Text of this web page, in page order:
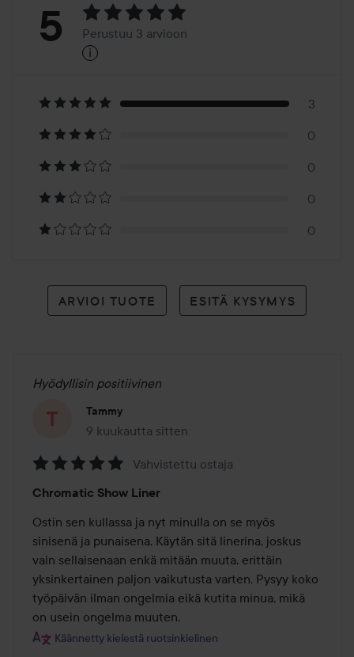
Arvosana:
Perustuu
3
arvioon
5 Perustuu 3 arvioon
i
3
0
0
0
0
ARVIOI TUOTE ESITÄ KYSYMYS
Hyödyllisin positiivinen
Tammy
9 kuukautta sitten
Viesti luotiin 9 kuukautta sitten
5
/
5
Vahvistettu ostaja
Chromatic Show Liner
Ostin sen kullassa ja nyt minulla on se myös
sinisenä ja punaisena. Käytän sitä linerina, joskus
vain sellaisenaan enkä mitään muuta, erittäin
yksinkertainen paljon vaikutusta varten. Pysyy koko
työpäivän ilman ongelmia eikä kutita minua, mikä
on usein ongelma muuten.
Käännetty kielestä ruotsinkielinen